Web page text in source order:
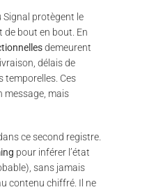
Signal protègent le
bout en bout. En
demeurent
délais de
temporelles. Ces
message, mais
ce second registre.
pour inférer l’état
sans jamais
contenu chiffré. Il ne